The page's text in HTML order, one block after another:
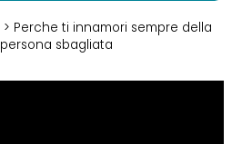
> Perche ti innamori sempre della
persona sbagliata